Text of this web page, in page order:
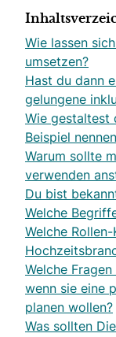
Wie lassen
umsetzen?
Hast du dann
gelungene
Wie gestaltest
Beispiel
Warum sollte
verwenden
Du bist
Welche
Welche
Welche
wenn sie eine
planen wollen?
Was sollten